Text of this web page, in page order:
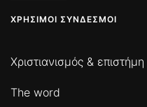
ΧΡΉΣΙΜΟΙ ΣΎΝΔΕΣΜΟΙ
Χριστιανισμός & επιστήμη
The word